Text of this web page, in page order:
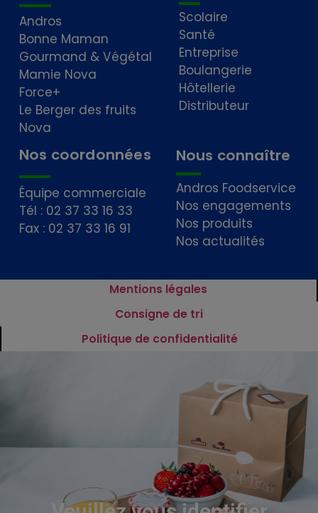
Andros
Bonne Maman
Gourmand & Végétal
Mamie Nova
Force+
Le Berger des fruits
Nova
Scolaire
Santé
Entreprise
Boulangerie
Hôtellerie
Distributeur
Nos coordonnées
Équipe commerciale
Tél : 02 37 33 16 33
Fax : 02 37 33 16 91
Nous connaître
Andros Foodservice
Nos engagements
Nos produits
Nos actualités
Mentions légales
Consigne de tri
Politique de confidentialité